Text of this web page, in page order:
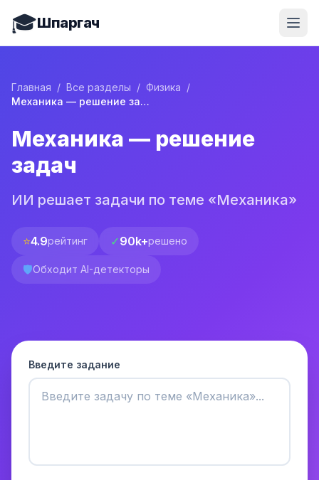
🎓Шпаргач
Главная / Все разделы / Физика /
Механика — решение задач
Механика — решение
задач
ИИ решает задачи по теме «Механика»
⭐4.9рейтинг ✓90k+решено
🛡️Обходит AI-детекторы
Введите задание